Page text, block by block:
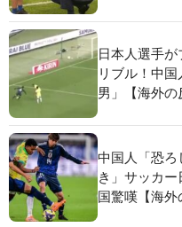
日本人選手
リブル！中
男」【海外の
中国人「恐ろ
き」サッカ
国驚嘆【海外